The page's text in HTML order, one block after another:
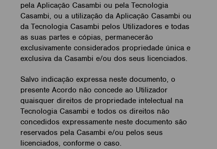
pela Aplicação Casambi ou pela Tecnologia
Casambi, ou a utilização da Aplicação Casambi ou
da Tecnologia Casambi pelos Utilizadores e todas
as suas partes e cópias, permanecerão
exclusivamente considerados propriedade única e
exclusiva da Casambi e/ou dos seus licenciados.
Salvo indicação expressa neste documento, o
presente Acordo não concede ao Utilizador
quaisquer direitos de propriedade intelectual na
Tecnologia Casambi e todos os direitos não
concedidos expressamente neste documento são
reservados pela Casambi e/ou pelos seus
licenciados, conforme o caso.